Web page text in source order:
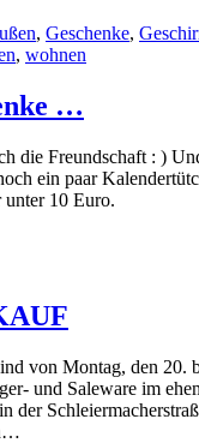
, Geschenke,
, wohnen
…
die Freundschaft : )
ein paar
unter 10 Euro.
von Montag, den 20.
und Saleware im